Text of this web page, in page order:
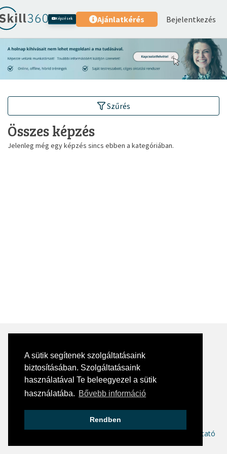
A sütik segítenek szolgáltatásaink
biztosításában. Szolgáltatásaink
használatával Te beleegyezel a sütik
használatába. Bővebb információ
Rendben
Képzések Ajánlatkérés Bejelentkezés
Szűrés
Összes képzés
Jelenleg még egy képzés sincs ebben a kategóriában.
Kapcsolat
E-mail: info@skill360.hu
Social media
Hírlevél adatkezelési tájékoztató